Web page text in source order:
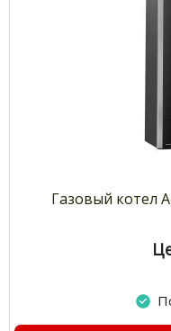
Газовый котел